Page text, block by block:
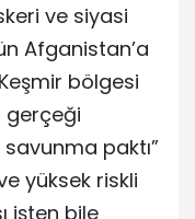
ve siyasi
Afganistan’a
bölgesi
gerçeği
paktı”
yüksek riskli
işten bile